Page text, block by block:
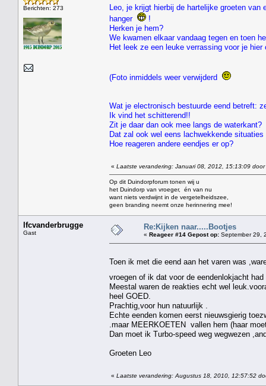
Berichten: 273
Leo, je krijgt hierbij de hartelijke groeten van
hanger
!
Herken je hem?
We kwamen elkaar vandaag tegen en toen
Het leek ze een leuke verrassing voor je
(Foto inmiddels weer verwijderd
Wat je electronisch bestuurde eend betreft:
Ik vind het schitterend!!
Zit je daar dan ook mee langs de waterkant?
Dat zal ook wel eens lachwekkende
Hoe reageren andere eendjes er op?
« Laatste verandering: Januari 08, 2012, 15:13:09 door
Op dit Duindorpforum tonen wij u
het Duindorp van vroeger, én van nu
want niets verdwijnt in de vergetelheidszee,
geen branding neemt onze herinnering mee!
lfcvanderbrugge
Gast
Re:Kijken naar.....Bootjes
« Reageer #14 Gepost op: September 29,
Toen ik met die eend aan het varen was
vroegen of ik dat voor de eendenlokjacht
Meestal waren de reakties echt wel
heel GOED.
Prachtig,voor hun natuurlijk .
Echte eenden komen eerst nieuwsgierig
.maar MEERKOETEN vallen hem (haar
Dan moet ik Turbo-speed weg wegwezen
Groeten Leo
« Laatste verandering: Augustus 18, 2010, 12:57:52